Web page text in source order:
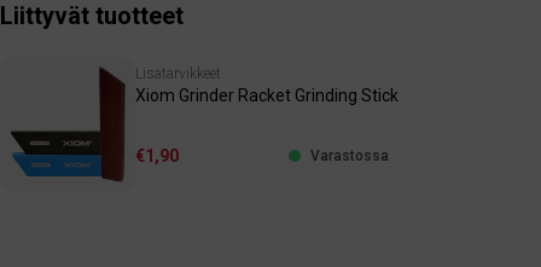
Liittyvät tuotteet
Lisätarvikkeet
Xiom Grinder Racket Grinding Stick
€1,90 Varastossa